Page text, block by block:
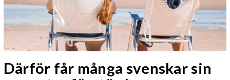
Därför får många svenskar sin